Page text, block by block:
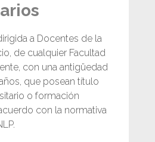
a Docentes de la
de cualquier Facultad
con una antigüedad
que posean título
o formación
con la normativa